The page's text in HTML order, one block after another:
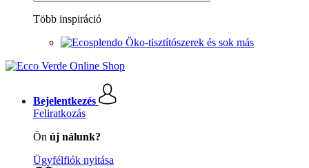
Több inspiráció
Öko-tisztítószerek és sok más
Bejelentkezés
Feliratkozás
Ön új nálunk?
Ügyfélfiók nyitása